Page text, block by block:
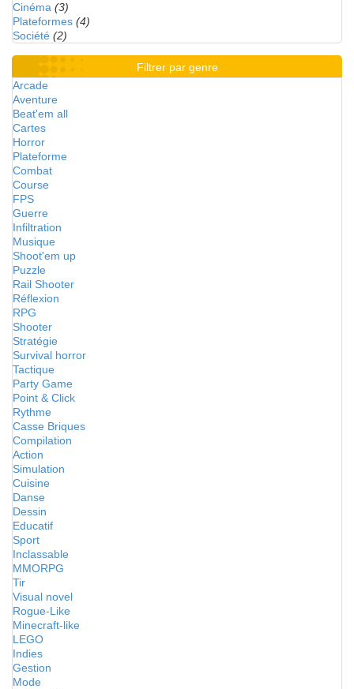
Cinéma (3)
Plateformes (4)
Société (2)
Filtrer par genre
Arcade
Aventure
Beat'em all
Cartes
Horror
Plateforme
Combat
Course
FPS
Guerre
Infiltration
Musique
Shoot'em up
Puzzle
Rail Shooter
Réflexion
RPG
Shooter
Stratégie
Survival horror
Tactique
Party Game
Point & Click
Rythme
Casse Briques
Compilation
Action
Simulation
Cuisine
Danse
Dessin
Educatif
Sport
Inclassable
MMORPG
Tir
Visual novel
Rogue-Like
Minecraft-like
LEGO
Indies
Gestion
Mode